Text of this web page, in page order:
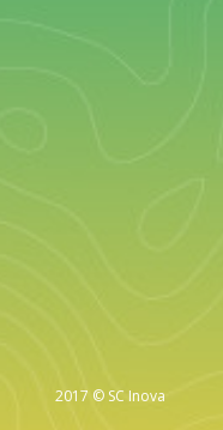
2017 © SC Inova